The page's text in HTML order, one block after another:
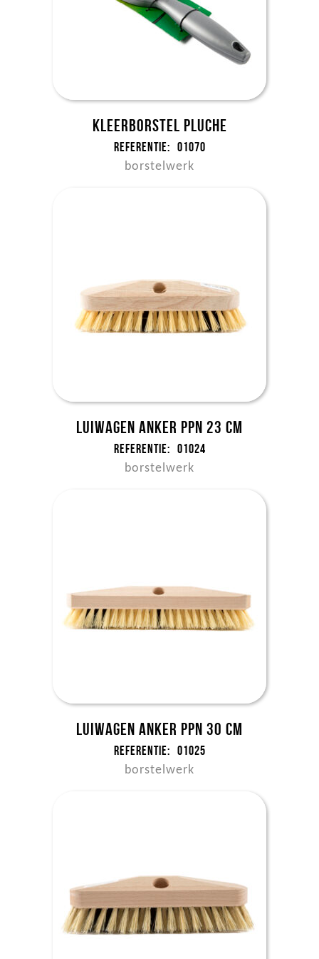
Kleerborstel pluche
Referentie: 01070
borstelwerk
Luiwagen anker ppn 23 cm
Referentie: 01024
borstelwerk
Luiwagen anker ppn 30 cm
Referentie: 01025
borstelwerk